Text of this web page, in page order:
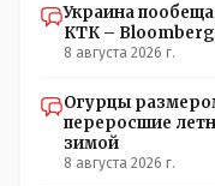
Украина
КТК – Bloomberg
8 августа 2026 г.
Огурцы
переросшие
зимой
8 августа 2026 г.